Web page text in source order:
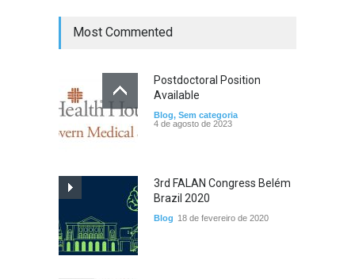
Most Commented
Postdoctoral Position
Available
Blog, Sem categoria
4 de agosto de 2023
3rd FALAN Congress Belém
Brazil 2020
Blog 18 de fevereiro de 2020